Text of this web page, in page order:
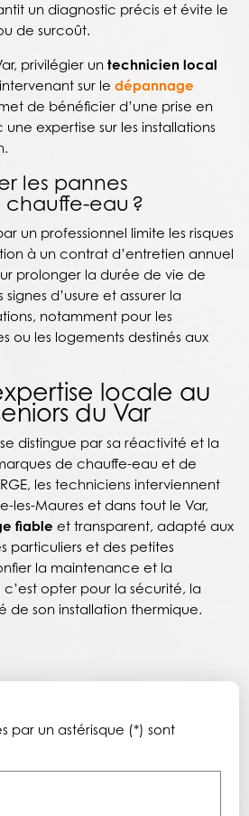
un diagnostic précis et évite le
de surcoût.
privilégier untechnicien local
sur ledépannage
de bénéficier d’une prise en
expertise sur les installations
les pannes
eau ?
un professionnel limite les risques
à un contrat d’entretien annuel
prolonger la durée de vie de
d’usure et assurer la
notamment pour les
ou les logements destinés aux
locale au
du Var
distingue par sa réactivité et la
de chauffe-eau et de
les techniciens interviennent
les-Maures et dans tout le Var,
fiable et transparent, adapté aux
particuliers et des petites
la maintenance et la
opter pour la sécurité, la
de son installation thermique.
par un astérisque (*) sont